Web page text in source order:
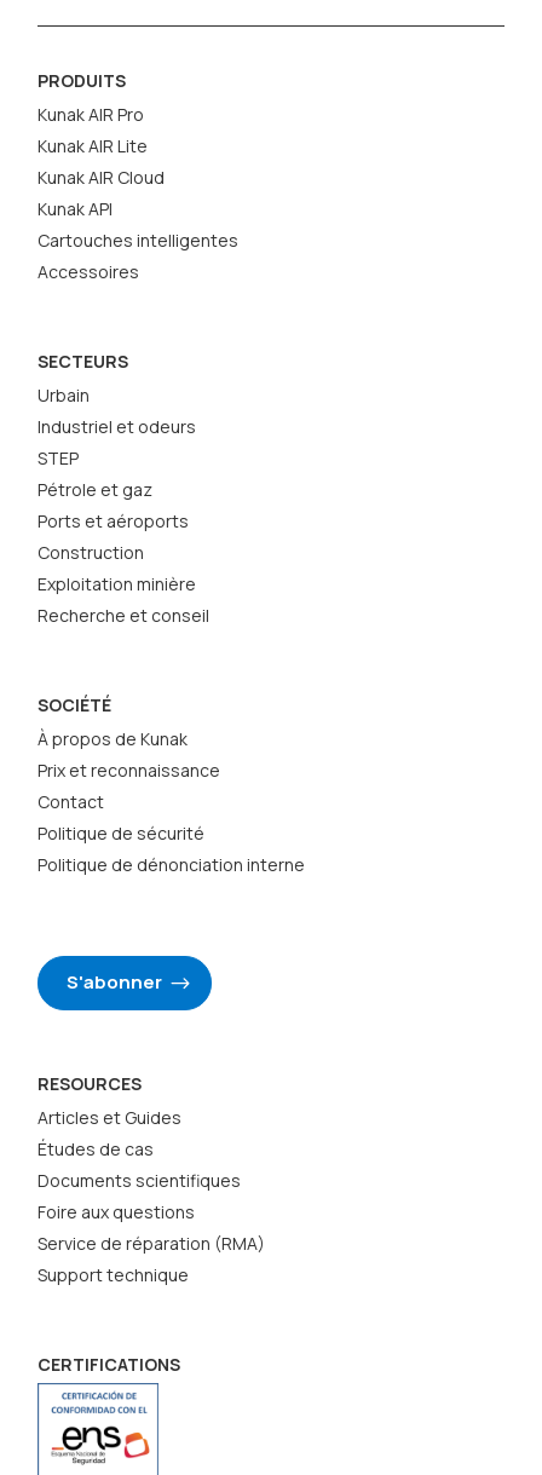
PRODUITS
Kunak AIR Pro
Kunak AIR Lite
Kunak AIR Cloud
Kunak API
Cartouches intelligentes
Accessoires
SECTEURS
Urbain
Industriel et odeurs
STEP
Pétrole et gaz
Ports et aéroports
Construction
Exploitation minière
Recherche et conseil
SOCIÉTÉ
À propos de Kunak
Prix et reconnaissance
Contact
Politique de sécurité
Politique de dénonciation interne
S'abonner
RESOURCES
Articles et Guides
Études de cas
Documents scientifiques
Foire aux questions
Service de réparation (RMA)
Support technique
CERTIFICATIONS